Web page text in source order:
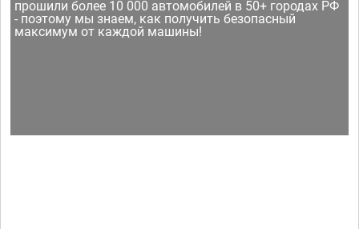
прошили более 10 000 автомобилей в 50+ городах РФ
- поэтому мы знаем, как получить безопасный
максимум от каждой машины!